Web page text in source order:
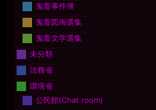
鬼畜事件簿
鬼畜図画選集
鬼畜文学選集
未分類
法務省
環境省
公民館(Chat room)